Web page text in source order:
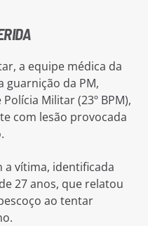
a equipe médica da
guarnição da PM,
Militar (23º BPM),
com lesão provocada
a vítima, identificada
27 anos, que relatou
ao tentar